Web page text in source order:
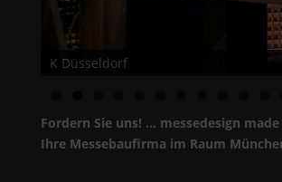
K Düsseldorf
Fordern Sie uns! … messedesign
Ihre Messebaufirma im Raum